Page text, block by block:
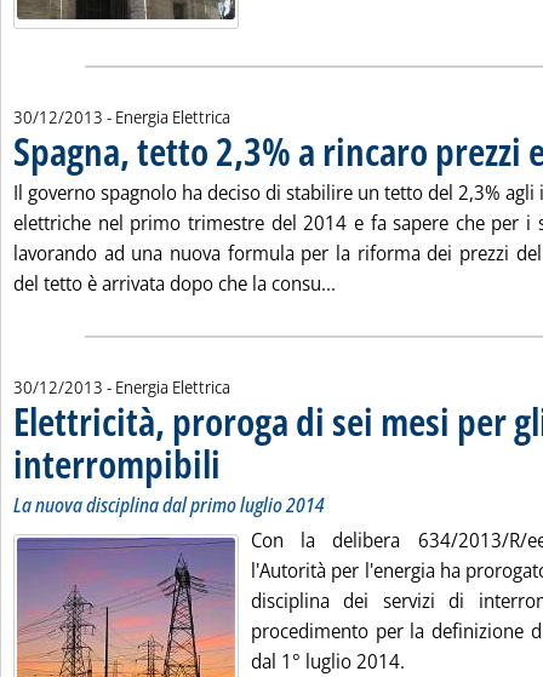
30/12/2013 - Energia Elettrica
Spagna, tetto 2,3% a rincaro prezzi
Il governo spagnolo ha deciso di stabilire un tetto del 2,3%
elettriche nel primo trimestre del 2014 e fa sapere che per i
lavorando ad una nuova formula per la riforma dei prezzi
del tetto è arrivata dopo che la consu...
30/12/2013 - Energia Elettrica
Elettricità, proroga di sei mesi per
interrompibili . Sottotitolo: La nuova disciplina dal primo luglio 2014
. Pubblicata lunedì 30 dicembre 2013 alle 12.18.
La nuova disciplina dal primo luglio 2014
Con la delibera 634/2013/R/
l'Autorità per l'energia ha
disciplina dei servizi di
procedimento per la definizione
dal 1° luglio 2014.